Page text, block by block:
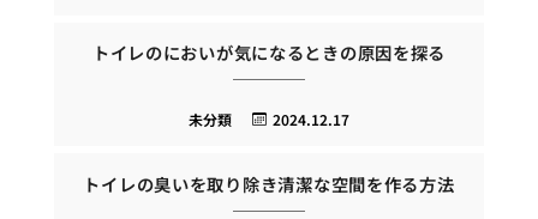
トイレのにおいが気になるときの原因を探る
2024.12.17
未分類
トイレの臭いを取り除き清潔な空間を作る方法